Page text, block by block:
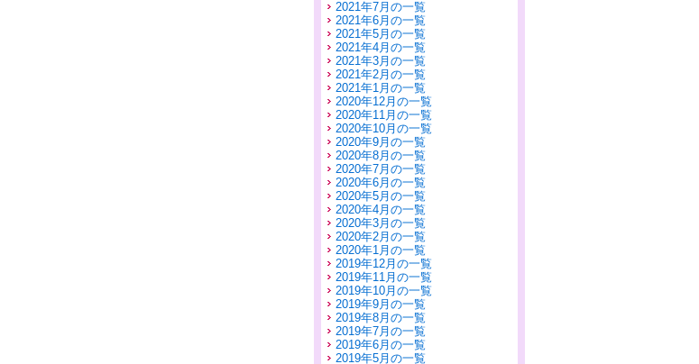
2021年7月の一覧
2021年6月の一覧
2021年5月の一覧
2021年4月の一覧
2021年3月の一覧
2021年2月の一覧
2021年1月の一覧
2020年12月の一覧
2020年11月の一覧
2020年10月の一覧
2020年9月の一覧
2020年8月の一覧
2020年7月の一覧
2020年6月の一覧
2020年5月の一覧
2020年4月の一覧
2020年3月の一覧
2020年2月の一覧
2020年1月の一覧
2019年12月の一覧
2019年11月の一覧
2019年10月の一覧
2019年9月の一覧
2019年8月の一覧
2019年7月の一覧
2019年6月の一覧
2019年5月の一覧